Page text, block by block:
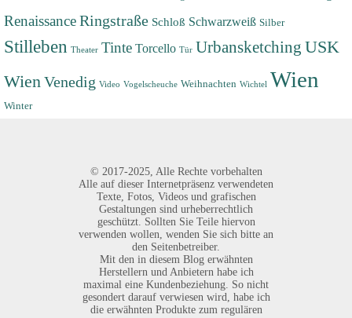
RenaissanceRingstraße Schloß Schwarzweiß Silber
Stilleben Theater Tinte Torcello Tür Urbansketching USK
Wien Venedig Video Vogelscheuche Weihnachten Wichtel Wien
Winter
© 2017-2025, Alle Rechte vorbehalten
Alle auf dieser Internetpräsenz verwendeten
Texte, Fotos, Videos und grafischen
Gestaltungen sind urheberrechtlich
geschützt. Sollten Sie Teile hiervon
verwenden wollen, wenden Sie sich bitte an
den Seitenbetreiber.
Mit den in diesem Blog erwähnten
Herstellern und Anbietern habe ich
maximal eine Kundenbeziehung. So nicht
gesondert darauf verwiesen wird, habe ich
die erwähnten Produkte zum regulären